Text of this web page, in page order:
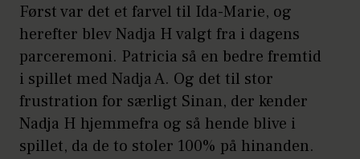
Først var det et farvel til Ida-Marie, og
herefter blev Nadja H valgt fra i dagens
parceremoni. Patricia så en bedre fremtid
i spillet med Nadja A. Og det til stor
frustration for særligt Sinan, der kender
Nadja H hjemmefra og så hende blive i
spillet, da de to stoler 100% på hinanden.